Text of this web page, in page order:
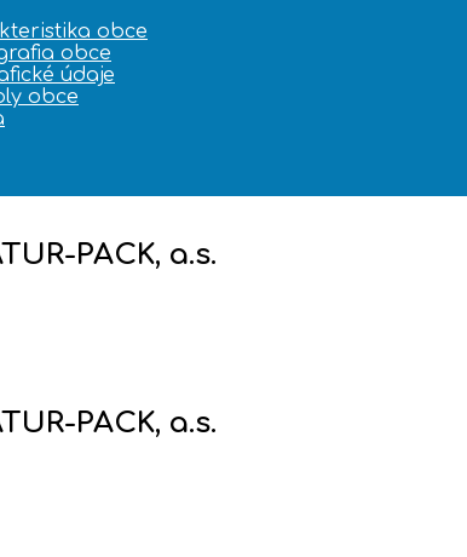
obce
obce
údaje
obce
PACK, a.s.
PACK, a.s.